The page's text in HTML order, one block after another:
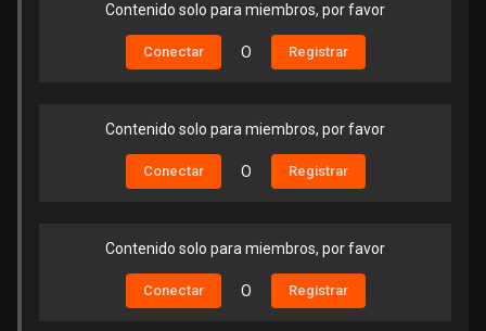
Contenido solo para miembros, por favor
Conectar O Registrar
Contenido solo para miembros, por favor
Conectar O Registrar
Contenido solo para miembros, por favor
Conectar O Registrar